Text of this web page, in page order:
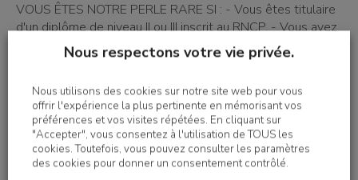
VOUS ÊTES NOTRE PERLE RARE SI : - Vous êtes titulaire
d'un diplôme de niveau II ou III inscrit au RNCP. - Vous avez
une expérience significative dans un rôle similaire, avec
des compétences en management et en coordination
d'une grande capacité d'écoute et de gestion des conflits.
Imprimer
Postuler
Nous respectons votre vie privée.
Nous utilisons des cookies sur notre site web pour vous
offrir l'expérience la plus pertinente en mémorisant vos
préférences et vos visites répétées. En cliquant sur
"Accepter", vous consentez à l'utilisation de TOUS les
cookies. Toutefois, vous pouvez consulter les paramètres
des cookies pour donner un consentement contrôlé.